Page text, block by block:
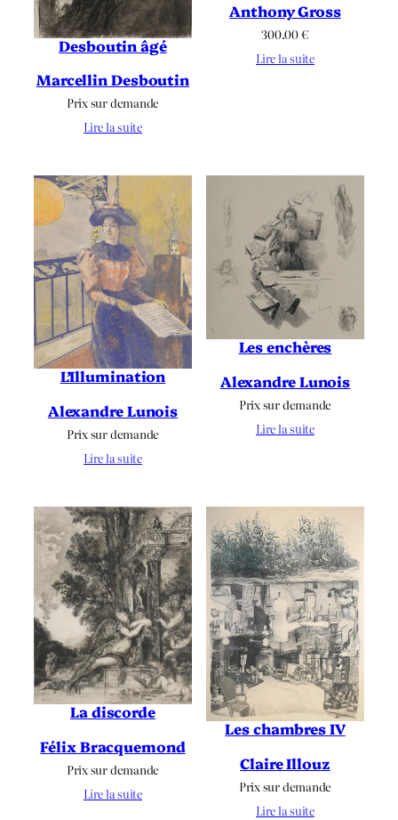
Desboutin âgé
Marcellin Desboutin
Prix sur demande
Lire la suite
Anthony Gross
300.00€
Lire la suite
L’Illumination
Alexandre Lunois
Prix sur demande
Lire la suite
Les enchères
Alexandre Lunois
Prix sur demande
Lire la suite
La discorde
Félix Bracquemond
Prix sur demande
Lire la suite
Les chambres IV
Claire Illouz
Prix sur demande
Lire la suite